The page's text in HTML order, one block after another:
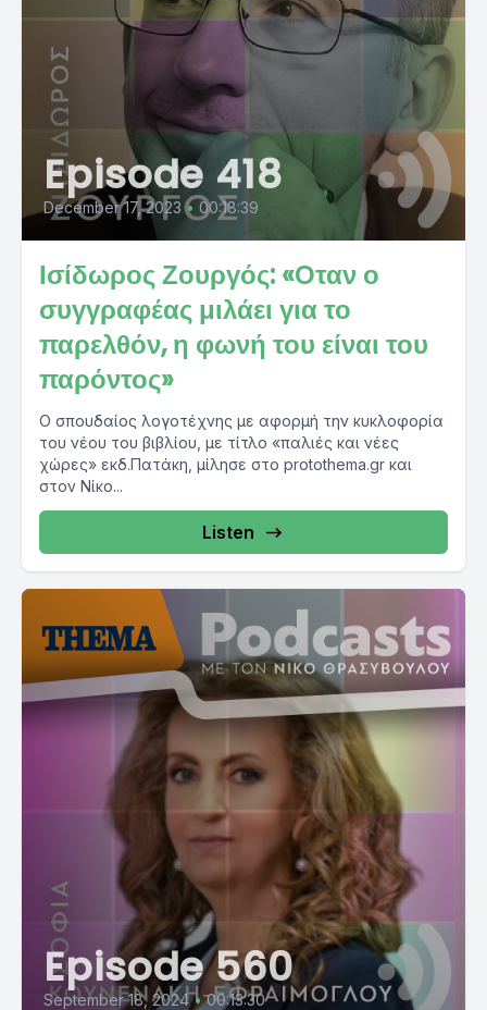
Episode 418
December 17, 2023 • 00:18:39
Ισίδωρος Ζουργός: «Οταν ο
συγγραφέας μιλάει για το
παρελθόν, η φωνή του είναι του
παρόντος»
Ο σπουδαίος λογοτέχνης με αφορμή την κυκλοφορία
του νέου του βιβλίου, με τίτλο «παλιές και νέες
χώρες» εκδ.Πατάκη, μίλησε στο protothema.gr και
στον Νίκο...
Listen
Episode 560
September 18, 2024 • 00:13:30